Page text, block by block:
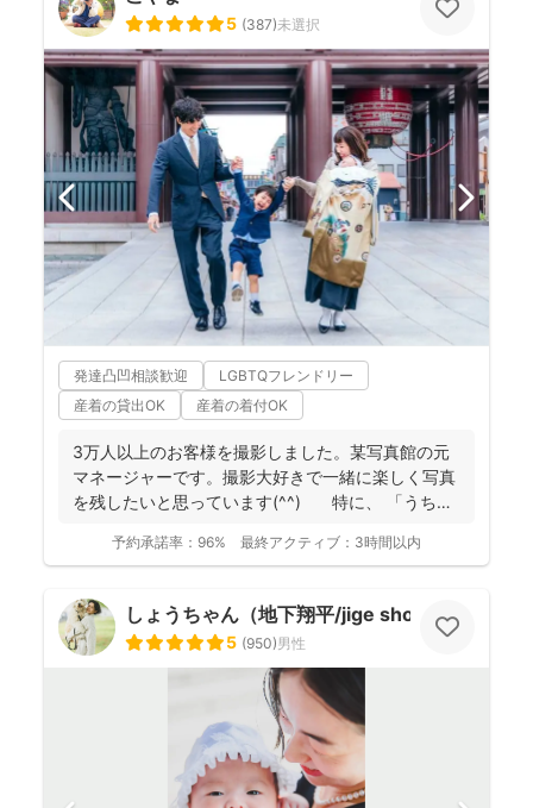
5 (387)未選択
発達凸凹相談歓迎
LGBTQフレンドリー
産着の貸出OK
産着の着付OK
3万人以上のお客様を撮影しました。某写真館の元
マネージャーです。撮影大好きで一緒に楽しく写真
を残したいと思っています(^^) 特に、 「うち
予約承諾率： 96% 最終アクティブ： 3時間以内
しょうちゃん（地下翔平/jige shohe）
5 (950)男性